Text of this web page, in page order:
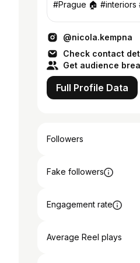
#Prague 🏠 #interiors #vintage 📍 🇸🇪
@nicola.kempna
Check contact
Get audience
Full Profile Data
Followers
Fake followers
Engagement rate
Average Reel plays